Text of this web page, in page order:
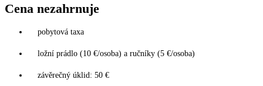
Cena nezahrnuje
pobytová taxa
ložní prádlo (10 €/osoba) a ručníky (5 €/osoba)
závěrečný úklid: 50 €